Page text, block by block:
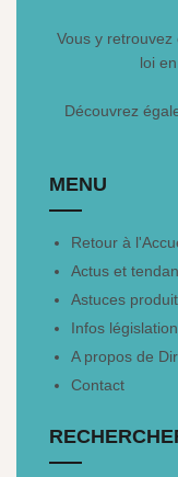
Vous y
loi
Découvrez
MENU
Retour à
Actus et
Astuces
Infos législation
A propos de
Contact